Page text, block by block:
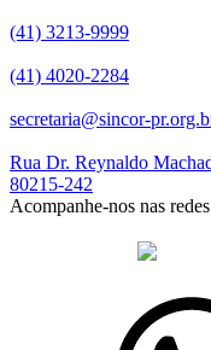
(41) 3213-9999
(41) 4020-2284
secretaria@sincor-
Rua Dr. Reynaldo
80215-242
Acompanhe-nos nas